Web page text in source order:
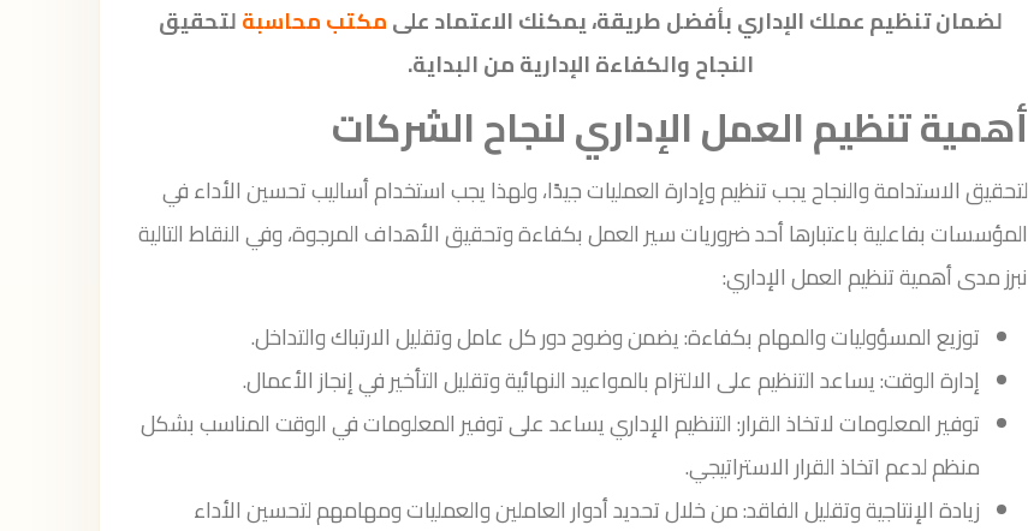
لضمان تنظيم عملك الإداري بأفضل طريقة، يمكنك الاعتماد علىمكتب محاسبةلتحقيق
النجاح والكفاءة الإدارية من البداية.
أهمية تنظيم العمل الإداري لنجاح الشركات
لتحقيق الاستدامة والنجاح يجب تنظيم وإدارة العمليات جيدًا، ولهذا يجب استخدام أساليب تحسين الأداء في
المؤسسات بفاعلية باعتبارها أحد ضروريات سير العمل بكفاءة وتحقيق الأهداف المرجوة، وفي النقاط التالية
نبرز مدى أهمية تنظيم العمل الإداري:
توزيع المسؤوليات والمهام بكفاءة: يضمن وضوح دور كل عامل وتقليل الارتباك والتداخل.
إدارة الوقت: يساعد التنظيم على الالتزام بالمواعيد النهائية وتقليل التأخير في إنجاز الأعمال.
توفير المعلومات لاتخاذ القرار: التنظيم الإداري يساعد على توفير المعلومات في الوقت المناسب بشكل
منظم لدعم اتخاذ القرار الاستراتيجي.
زيادة الإنتاجية وتقليل الفاقد: من خلال تحديد أدوار العاملين والعمليات ومهامهم لتحسين الأداء